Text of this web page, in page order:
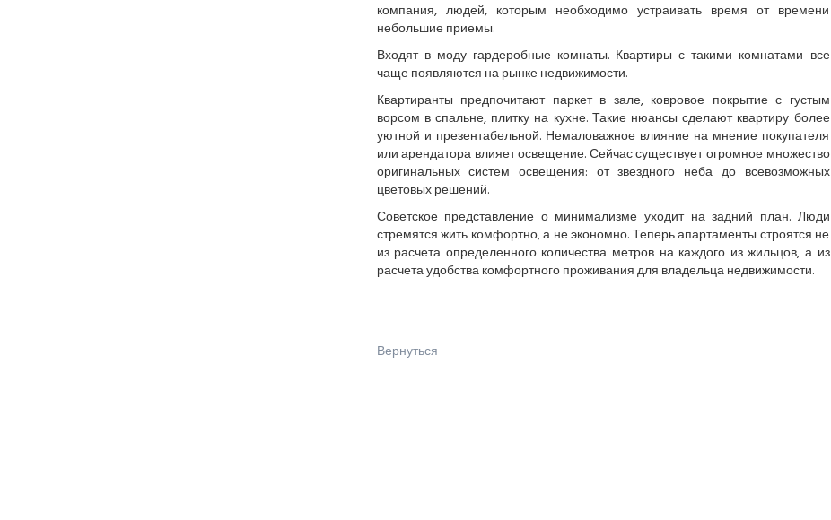
компания, людей, которым необходимо устраивать время от времени
небольшие приемы.
Входят в моду гардеробные комнаты. Квартиры с такими комнатами все
чаще появляются на рынке недвижимости.
Квартиранты предпочитают паркет в зале, ковровое покрытие с густым
ворсом в спальне, плитку на кухне. Такие нюансы сделают квартиру более
уютной и презентабельной. Немаловажное влияние на мнение покупателя
или арендатора влияет освещение. Сейчас существует огромное множество
оригинальных систем освещения: от звездного неба до всевозможных
цветовых решений.
Советское представление о минимализме уходит на задний план. Люди
стремятся жить комфортно, а не экономно. Теперь апартаменты строятся не
из расчета определенного количества метров на каждого из жильцов, а из
расчета удобства комфортного проживания для владельца недвижимости.
Вернуться